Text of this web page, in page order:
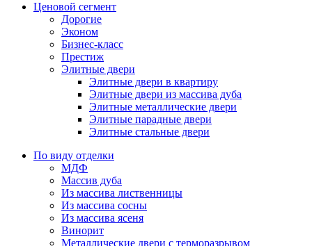
Ценовой сегмент
Дорогие
Эконом
Бизнес-класс
Престиж
Элитные двери
Элитные двери в квартиру
Элитные двери из массива дуба
Элитные металлические двери
Элитные парадные двери
Элитные стальные двери
По виду отделки
МДФ
Массив дуба
Из массива лиственницы
Из массива сосны
Из массива ясеня
Винорит
Металлические двери с терморазрывом